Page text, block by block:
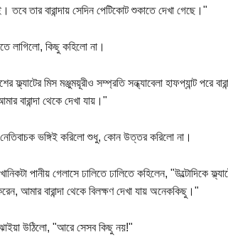
তবে তার বারান্দায় সেদিন পেটিকোট শুকাতে দেখা গেছে।"
লাগিলো, কিছু কহিলো না।
ফ্ল্যাটের মিস মঞ্জুময়ূরীও সম্প্রতি সন্ধ্যাবেলা হাফপ্যান্ট পরে
বারান্দা থেকে দেখা যায়।"
নেতিবাচক ভঙ্গিই করিলো শুধু, কোন উত্তর করিলো না।
পানীয় গেলাসে ঢালিতে ঢালিতে কহিলেন, "উল্টোদিকে
আমার বারান্দা থেকে বিলক্ষণ দেখা যায় অনেককিছু।"
উঠিলো, "আরে সেসব কিছু নয়!"